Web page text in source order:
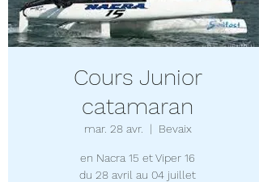
Cours Junior
catamaran
mar. 28 avr.
  |
Bevaix
en Nacra 15 et Viper 16
du 28 avril au 04 juillet